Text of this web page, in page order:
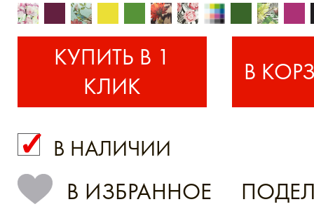
КУПИТЬ В 1
КЛИК
КУПИТЬ В 1 КЛИК
В НАЛИЧИИ
В ИЗБРАННОЕ